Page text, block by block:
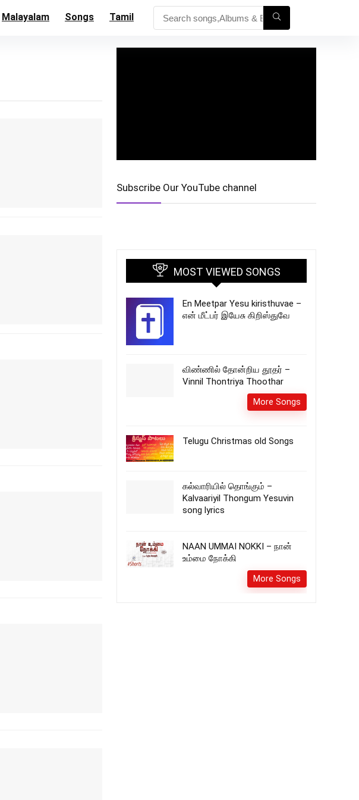
Malayalam Songs Tamil
Subscribe Our YouTube channel
MOST VIEWED SONGS
En Meetpar Yesu kiristhuvae –
என் மீட்பர் இயேசு கிறிஸ்துவே
விண்ணில் தோன்றிய தூதர் –
Vinnil Thontriya Thoothar
More Songs
Telugu Christmas old Songs
கல்வாரியில் தொங்கும் –
Kalvaariyil Thongum Yesuvin
song lyrics
NAAN UMMAI NOKKI – நான்
உம்மை நோக்கி
More Songs